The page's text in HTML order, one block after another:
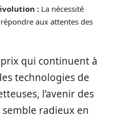
: La nécessité
aux attentes des
qui continuent à
technologies de
l’avenir des
radieux en